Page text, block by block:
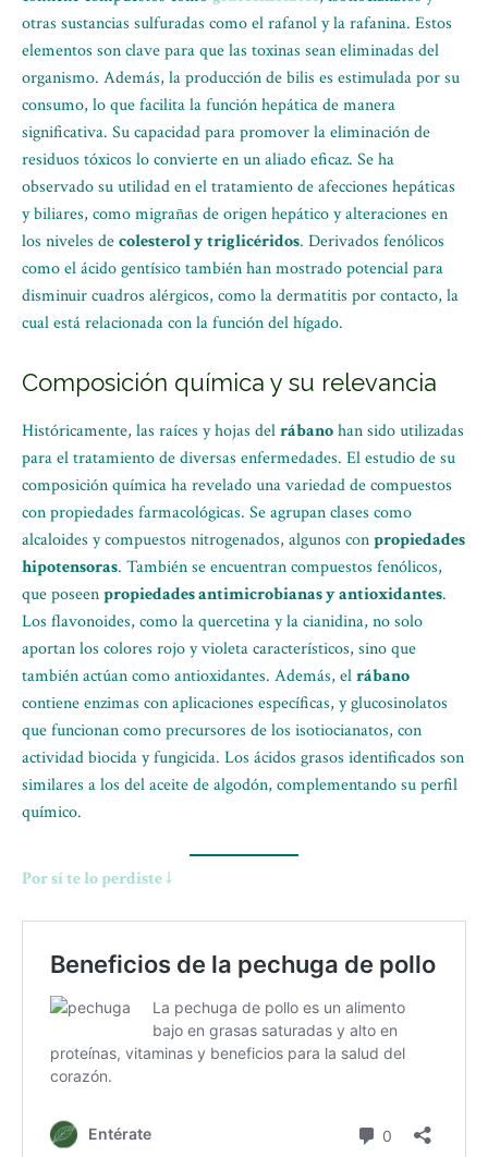
otras sustancias sulfuradas como el rafanol y la rafanina. Estos
elementos son clave para que las toxinas sean eliminadas del
organismo. Además, la producción de bilis es estimulada por su
consumo, lo que facilita la función hepática de manera
significativa. Su capacidad para promover la eliminación de
residuos tóxicos lo convierte en un aliado eficaz. Se ha
observado su utilidad en el tratamiento de afecciones hepáticas
y biliares, como migrañas de origen hepático y alteraciones en
los niveles decolesterol y triglicéridos. Derivados fenólicos
como el ácido gentísico también han mostrado potencial para
disminuir cuadros alérgicos, como la dermatitis por contacto, la
cual está relacionada con la función del hígado.
Composición química y su relevancia
Históricamente, las raíces y hojas delrábanohan sido utilizadas
para el tratamiento de diversas enfermedades. El estudio de su
composición química ha revelado una variedad de compuestos
con propiedades farmacológicas. Se agrupan clases como
alcaloides y compuestos nitrogenados, algunos conpropiedades
hipotensoras. También se encuentran compuestos fenólicos,
que poseenpropiedades antimicrobianas y antioxidantes.
Los flavonoides, como la quercetina y la cianidina, no solo
aportan los colores rojo y violeta característicos, sino que
también actúan como antioxidantes. Además, elrábano
contiene enzimas con aplicaciones específicas, y glucosinolatos
que funcionan como precursores de los isotiocianatos, con
actividad biocida y fungicida. Los ácidos grasos identificados son
similares a los del aceite de algodón, complementando su perfil
químico.
Por sí te lo perdiste ↓